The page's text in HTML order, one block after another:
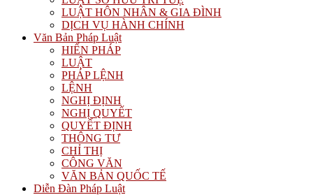
LUẬT HÔN NHÂN & GIA ĐÌNH
DỊCH VỤ HÀNH CHÍNH
Văn Bản Pháp Luật
HIẾN PHÁP
LUẬT
PHÁP LỆNH
LỆNH
NGHỊ ĐỊNH
NGHỊ QUYẾT
QUYẾT ĐỊNH
THÔNG TƯ
CHỈ THỊ
CÔNG VĂN
VĂN BẢN QUỐC TẾ
Diễn Đàn Pháp Luật